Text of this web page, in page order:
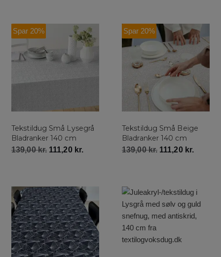
Spar 20%
Tekstildug Små Lysegrå
Bladranker 140 cm
139,00kr. 111,20 kr.
Spar 20%
Tekstildug Små Beige
Bladranker 140 cm
139,00kr. 111,20 kr.